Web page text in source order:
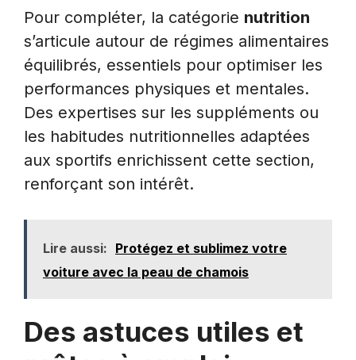
Pour compléter, la catégorie nutrition
s’articule autour de régimes alimentaires
équilibrés, essentiels pour optimiser les
performances physiques et mentales.
Des expertises sur les suppléments ou
les habitudes nutritionnelles adaptées
aux sportifs enrichissent cette section,
renforçant son intérêt.
Lire aussi: Protégez et sublimez votre
voiture avec la peau de chamois
Des astuces utiles et